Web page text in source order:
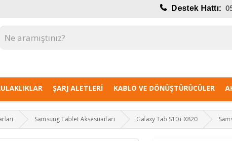
Destek Hattı:
ŞARJ ALETLERI KABLO VE DÖNÜŞTÜRÜCÜLER
Samsung Tablet Aksesuarları Galaxy Tab S10+ X820